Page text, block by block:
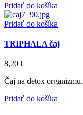
Pridať do košíka
Pridať do košíka
TRIPHALA čaj
8,20 €
Čaj na detox organizmu.
Pridať do košíka